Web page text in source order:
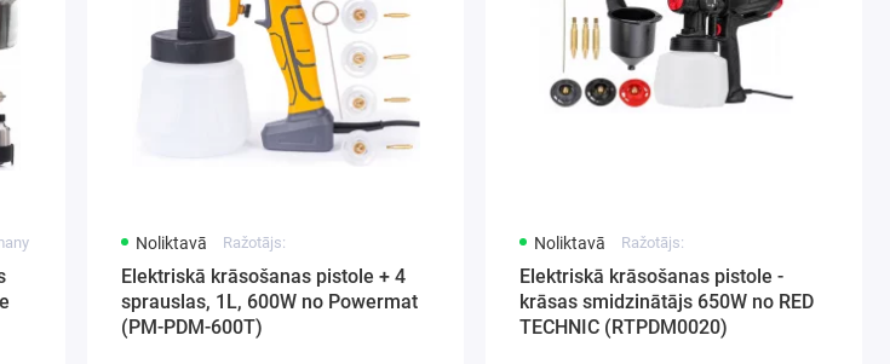
Noliktavā Ražotājs:
Elektriskā krāsošanas pistole + 4
sprauslas, 1L, 600W no Powermat
(PM-PDM-600T)
Noliktavā Ražotājs:
Elektriskā krāsošanas pistole -
krāsas smidzinātājs 650W no RED
TECHNIC (RTPDM0020)